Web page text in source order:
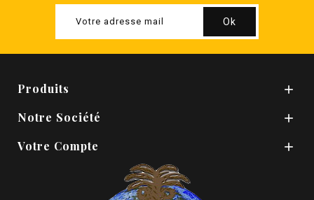
Produits 
Notre Société 
Votre Compte 